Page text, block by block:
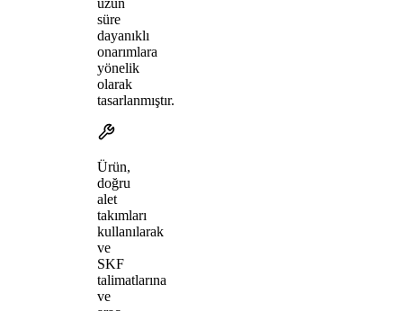
süre
dayanıklı
onarımlara
yönelik
olarak
tasarlanmıştır.
Ürün,
doğru
alet
takımları
kullanılarak
ve
SKF
talimatlarına
ve